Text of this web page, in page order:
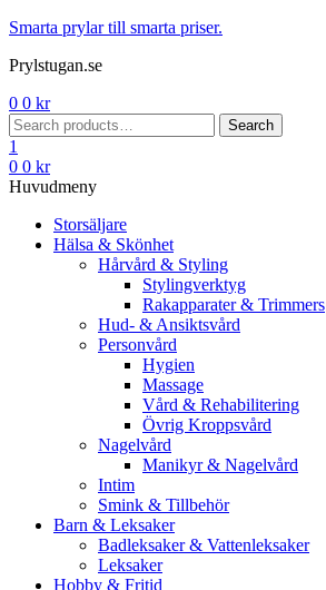
Menu
Smarta prylar till smarta priser.
Prylstugan.se
0 0 kr
Search
for:
Search
1
0 0 kr
Huvudmeny
Storsäljare
Hälsa & Skönhet
Hårvård & Styling
Stylingverktyg
Rakapparater & Trimmers
Hud- & Ansiktsvård
Personvård
Hygien
Massage
Vård & Rehabilitering
Övrig Kroppsvård
Nagelvård
Manikyr & Nagelvård
Intim
Smink & Tillbehör
Barn & Leksaker
Badleksaker & Vattenleksaker
Leksaker
Hobby & Fritid